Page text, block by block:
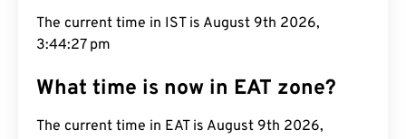
The current time in IST is August 9th 2026,
3:44:28 pm
What time is now in EAT zone?
The current time in EAT is August 9th 2026,